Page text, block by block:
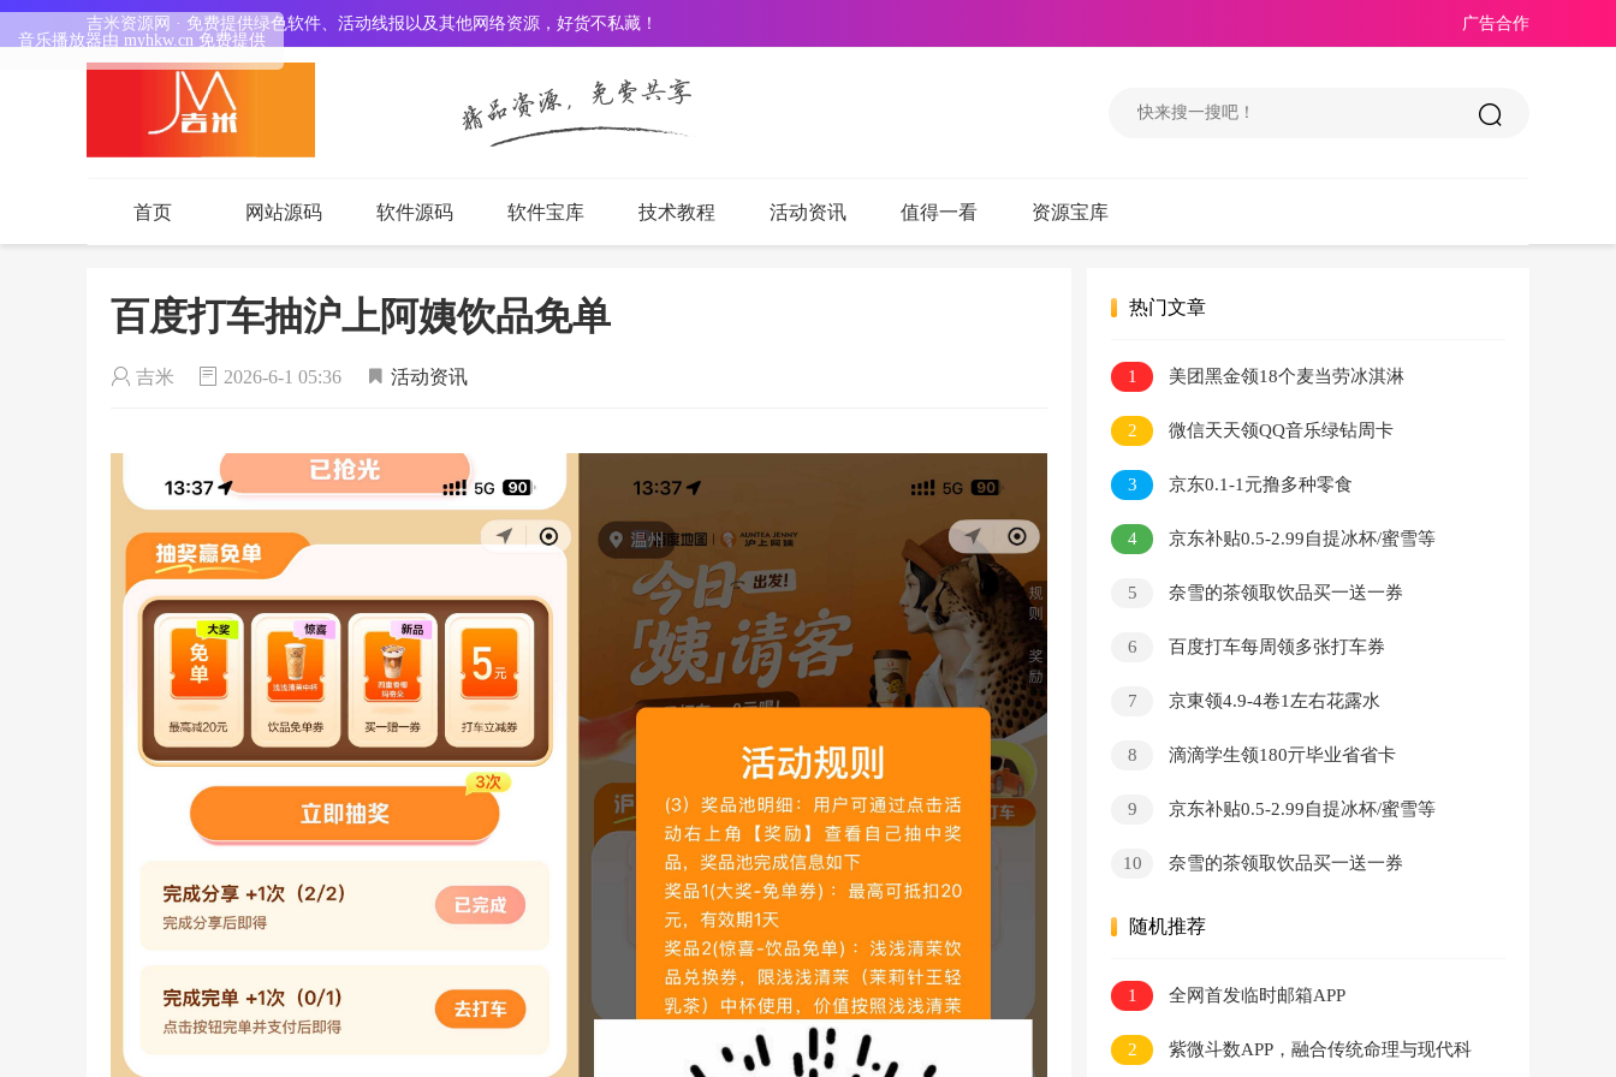
吉米资源网 · 免费提供绿色软件、活动线报以及其他网络资源，好货不私藏！ 广告合作
首页 网站源码 软件源码 软件宝库 技术教程 活动资讯 值得一看 资源宝库
百度打车抽沪上阿姨饮品免单
吉米 2026-6-1 05:36 活动资讯
热门文章
1 美团黑金领18个麦当劳冰淇淋
2 微信天天领QQ音乐绿钻周卡
3 京东0.1-1元撸多种零食
4 京东补贴0.5-2.99自提冰杯/蜜雪等
5 奈雪的茶领取饮品买一送一券
6 百度打车每周领多张打车券
7 京東领4.9-4卷1左右花露水
8 滴滴学生领180亓毕业省省卡
9 京东补贴0.5-2.99自提冰杯/蜜雪等
10 奈雪的茶领取饮品买一送一券
随机推荐
1 全网首发临时邮箱APP
2
紫微斗数APP，融合传统命理与现代科
音乐播放器由 myhkw.cn 免费提供